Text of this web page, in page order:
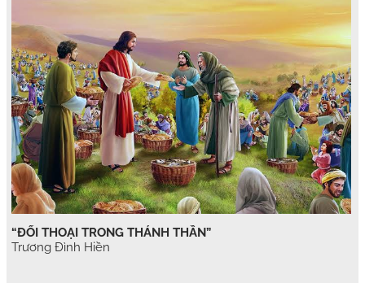
“ĐỐI THOẠI TRONG THÁNH THẦN”
Trương Đình Hiền